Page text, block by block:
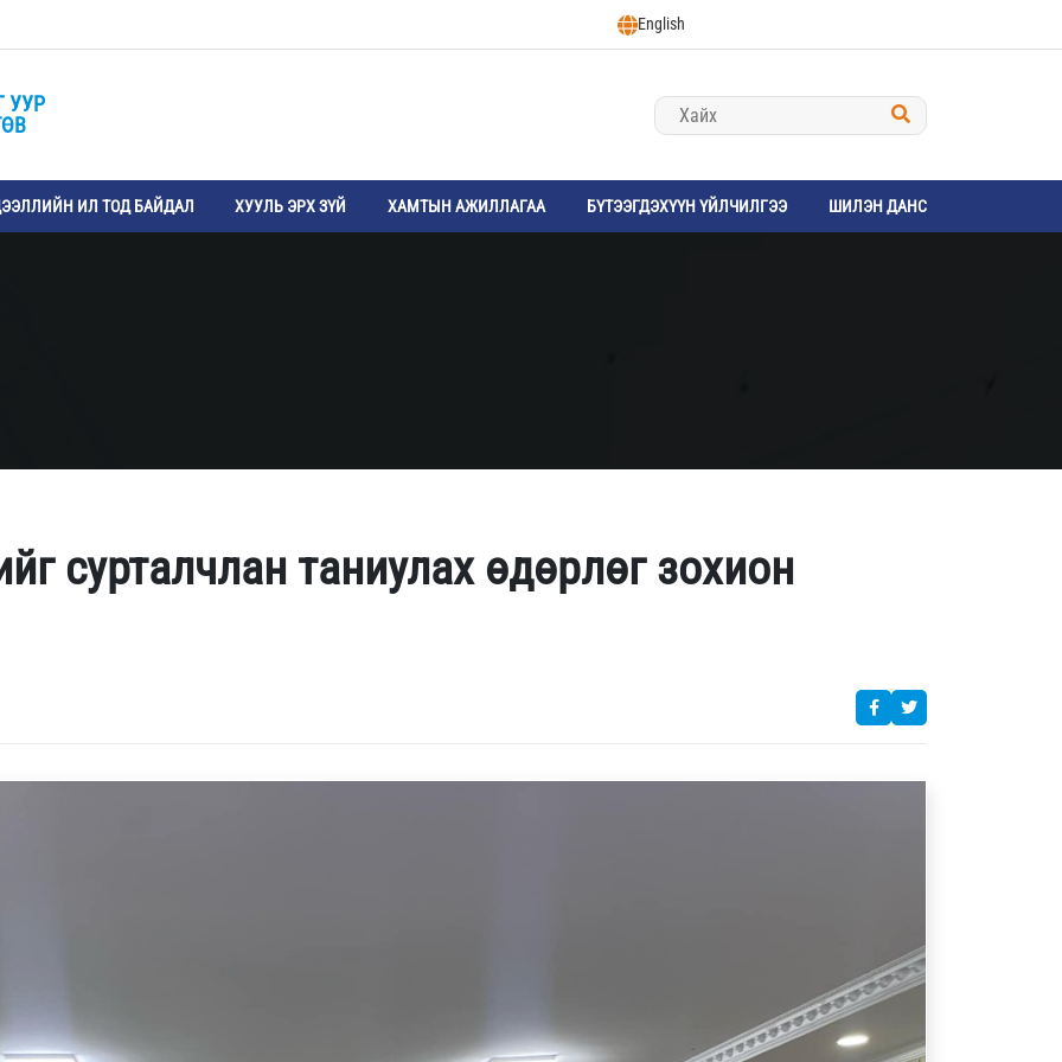
English
УУР
ИЛ ТОД БАЙДАЛ ХУУЛЬ ЭРХ ЗҮЙ ХАМТЫН АЖИЛЛАГАА БҮТЭЭГДЭХҮҮН ҮЙЛЧИЛГЭЭ ШИЛЭН ДАНС
сурталчлан таниулах өдөрлөг зохион